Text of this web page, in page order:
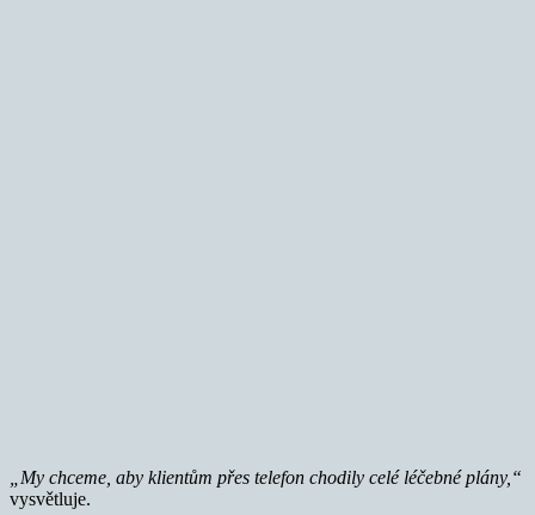
„My chceme, aby klientům přes telefon chodily celé léčebné plány,“
vysvětluje.